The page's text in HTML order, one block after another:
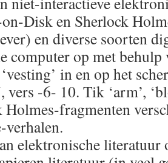
on-Disk en Sherlock
en diverse soorten
computer op met
in en op het
vers -6- 10. Tik ‘arm’,
fragmenten
verhalen.
elektronische literatuur